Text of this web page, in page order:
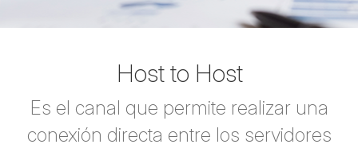
Host to Host
Es el canal que permite realizar una
conexión directa entre los servidores